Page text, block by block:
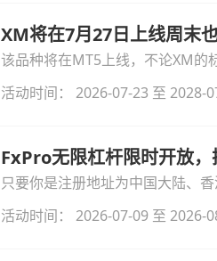
XM将在7月27日上线周末
该品种将在MT5上线，不论XM的
活动时间： 2026-07-23 至 2028-
FxPro无限杠杆限时开放
只要你是注册地址为中国大陆、
自动解锁无限倍杠杆福利，无需额
活动时间： 2026-07-09 至 2026-